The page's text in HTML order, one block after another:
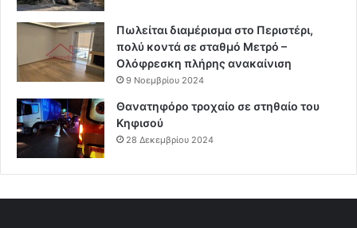
Πωλείται διαμέρισμα στο Περιστέρι,
πολύ κοντά σε σταθμό Μετρό –
Ολόφρεσκη πλήρης ανακαίνιση
9 Νοεμβρίου 2024
Θανατηφόρο τροχαίο σε στηθαίο του
Κηφισού
28 Δεκεμβρίου 2024